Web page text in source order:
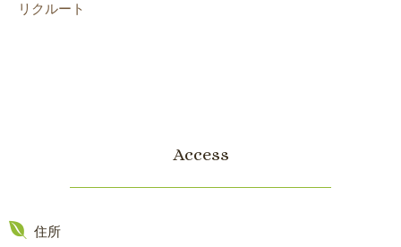
リクルート
Access
住所